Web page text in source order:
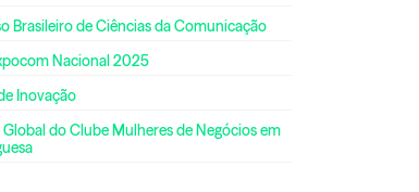
Brasileiro de Ciências da Comunicação
Nacional 2025
Inovação
Global do Clube Mulheres de Negócios em